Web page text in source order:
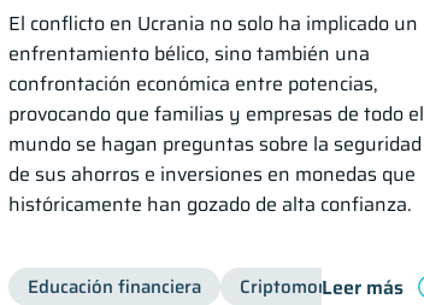
El conflicto en Ucrania no solo ha implicado un
enfrentamiento bélico, sino también una
confrontación económica entre potencias,
provocando que familias y empresas de todo el
mundo se hagan preguntas sobre la seguridad
de sus ahorros e inversiones en monedas que
históricamente han gozado de alta confianza.
Educación financiera CriptomonedasLeer más